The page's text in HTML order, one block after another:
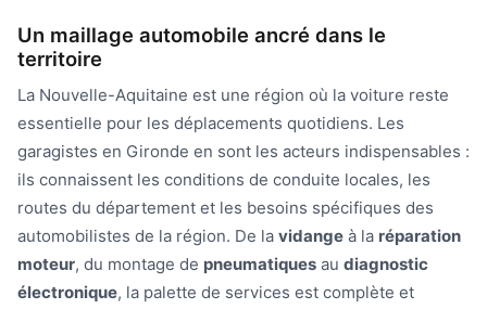
Un maillage automobile ancré dans le
territoire
La Nouvelle-Aquitaine est une région où la voiture reste
essentielle pour les déplacements quotidiens. Les
garagistes en Gironde en sont les acteurs indispensables :
ils connaissent les conditions de conduite locales, les
routes du département et les besoins spécifiques des
automobilistes de la région. De la vidange à la réparation
moteur, du montage de pneumatiques au diagnostic
électronique, la palette de services est complète et